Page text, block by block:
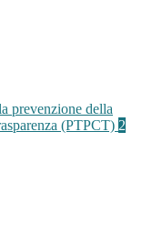
prevenzione della
(PTPCT) 2